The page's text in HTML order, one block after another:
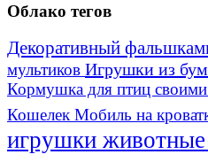
Облако тегов
Декоративный
мультиков Игрушки из
Кормушка для птиц
КошелекМобиль на
игрушки животные